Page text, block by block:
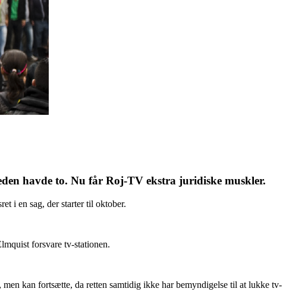
havde to. Nu får Roj-TV ekstra juridiske muskler.
i en sag, der starter til oktober.
forsvare tv-stationen.
kan fortsætte, da retten samtidig ikke har bemyndigelse til at lukke tv-